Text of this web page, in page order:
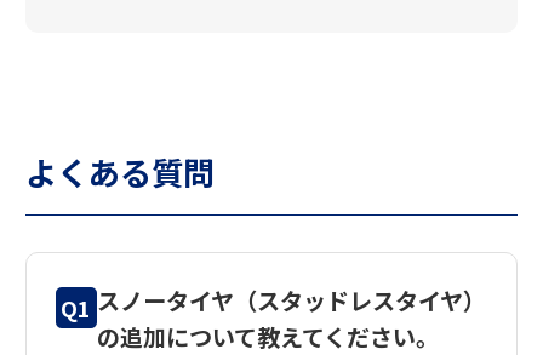
よくある質問
Q1 スノータイヤ（スタッドレスタイヤ）
の追加について教えてください。